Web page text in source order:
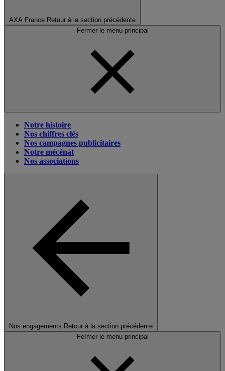
AXA France Retour à la section précédente
Fermer le menu principal
Notre histoire
Nos chiffres clés
Nos campagnes publicitaires
Notre mécénat
Nos associations
Nos engagements Retour à la section précédente
Fermer le menu principal